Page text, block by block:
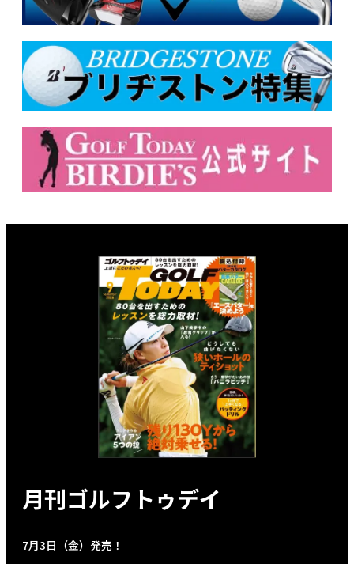
月刊ゴルフトゥデイ
7月3日（金）発売！